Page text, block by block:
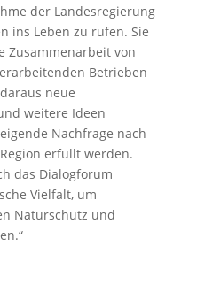
der Landesregierung
ins Leben zu rufen. Sie
Zusammenarbeit von
Betrieben
neue
weitere Ideen
Nachfrage nach
erfüllt werden.
das Dialogforum
Vielfalt, um
Naturschutz und